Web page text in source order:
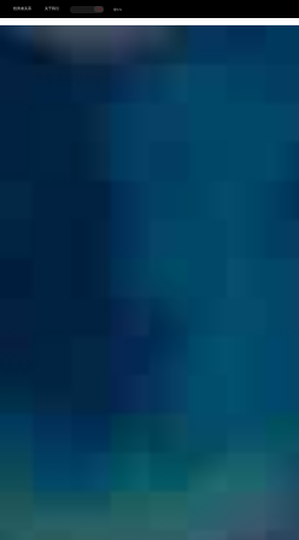
投资者关系 关于我们 中EN